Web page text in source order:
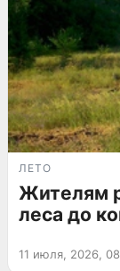
ЛЕТО
Жителям
леса до
11 июля, 2026,